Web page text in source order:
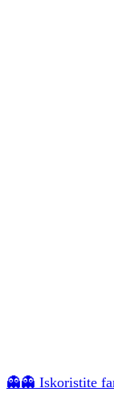
👻👻 Iskoristite